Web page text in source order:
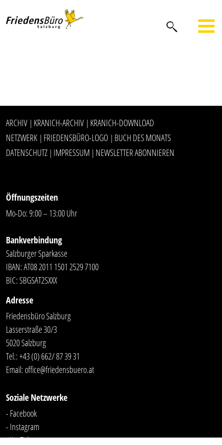
ARCHIV | KRANICH-ARCHIV | KRANICH-DOWNLOAD
NETZWERK | FRIEDENSBÜRO-LOGO | BUCH DES MONATS
DATENSCHUTZ | IMPRESSUM | NEWSLETTER ABONNIEREN
Öffnungszeiten
Mo-Do: 9:00 – 13:00 Uhr
Bankverbindung
Salzburger Sparkasse
IBAN: AT08 2011 1501 2529 7100
BIC: SBGSAT2SXXX
Adresse
Friedensbüro Salzburg
Lasserstraße 30/3
5020 Salzburg
Tel.:+43 (0) 662/ 87 39 31
Email:office@friedensbuero.at
Soziale Netzwerke
- Facebook
- Instagram
- YouTube